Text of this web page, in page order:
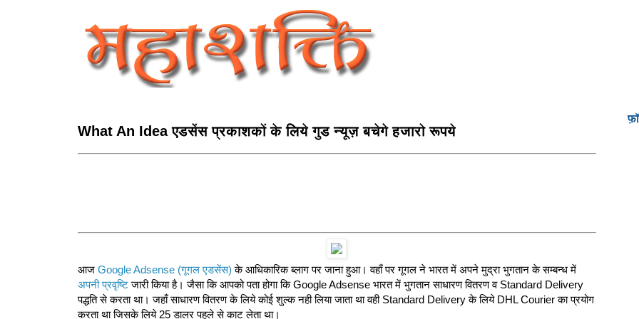
What An Idea एडसेंस प्रकाशकों के लिये गुड न्‍यूज़ बचेगे हजारो रूपये
आज Google Adsense (गूगल एडसेंस) के आधिकारिक ब्‍लाग पर जाना हुआ। वहाँ पर गूगल ने भारत में अपने मुद्रा भुगतान के सम्‍बन्‍ध में
अपनी प्रवृष्टिजारी किया है। जैसा कि आपको पता होगा कि Google Adsense भारत में भुगतान साधारण वितरण व Standard Delivery
पद्धति से करता था। जहाँ साधारण वितरण के लिये कोई शुल्‍क नही लिया जाता था वही Standard Delivery के लिये DHL Courier का प्रयोग
करता था जिसके लिये 25 डालर पहले से काट लेता था।